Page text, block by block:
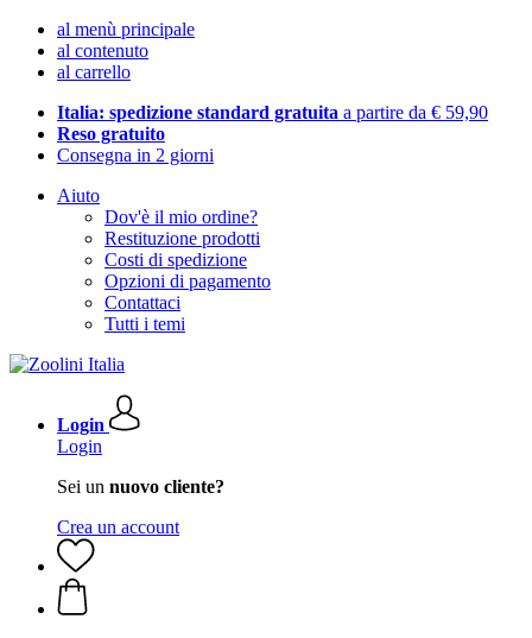
al menù principale
al contenuto
al carrello
Italia: spedizione standard gratuita a partire da € 59,90
Reso gratuito
Consegna in 2 giorni
Aiuto
Dov'è il mio ordine?
Restituzione prodotti
Costi di spedizione
Opzioni di pagamento
Contattaci
Tutti i temi
Login
Login
Sei un nuovo cliente?
Crea un account